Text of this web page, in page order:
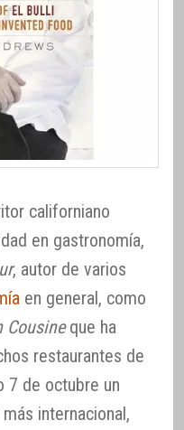
californiano
en gastronomía,
, autor de varios
en general, como
Cousineque ha
restaurantes de
7 de octubre un
internacional,